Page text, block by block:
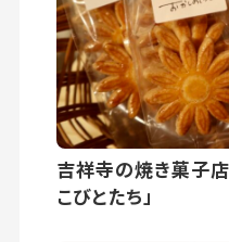
吉祥寺の焼き菓子
こびとたち」